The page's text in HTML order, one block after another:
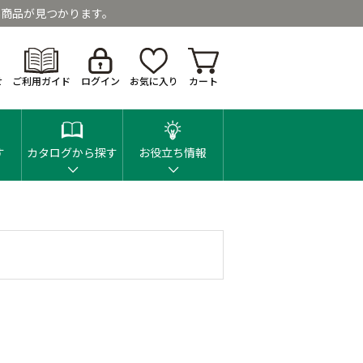
品が見つかります。
ご利用ガイド ログイン お気に入り カート
カタログから探す お役立ち情報